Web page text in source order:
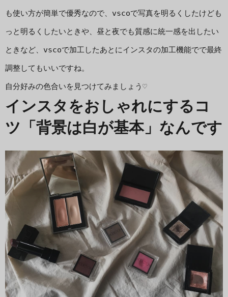
も使い方が簡単で優秀なので、vscoで写真を明るくしたけども
っと明るくしたいときや、昼と夜でも質感に統一感を出したい
ときなど、vscoで加工したあとにインスタの加工機能でで最終
調整してもいいですね。
自分好みの色合いを見つけてみましょう♡
インスタをおしゃれにするコ
ツ「背景は白が基本」なんです